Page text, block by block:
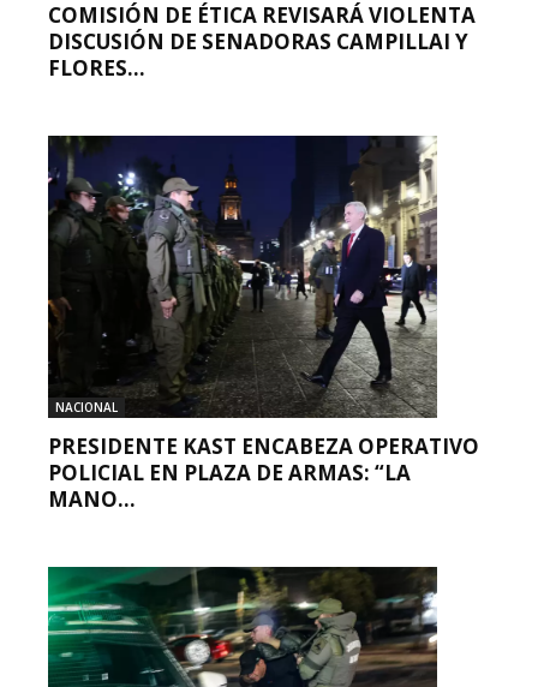
COMISIÓN DE ÉTICA REVISARÁ VIOLENTA
DISCUSIÓN DE SENADORAS CAMPILLAI Y
FLORES...
NACIONAL
PRESIDENTE KAST ENCABEZA OPERATIVO
POLICIAL EN PLAZA DE ARMAS: “LA
MANO...